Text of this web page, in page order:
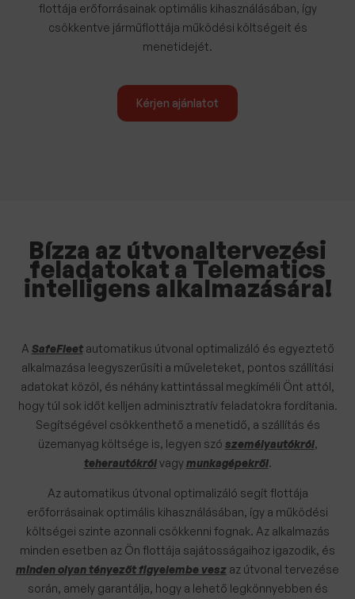
flottája erőforrásainak optimális kihasználásában, így
csökkentve járműflottája működési költségeit és
menetidejét.
Kérjen ajánlatot
Bízza az útvonaltervezési
feladatokat a Telematics
intelligens alkalmazására!
A SafeFleetautomatikus útvonal optimalizáló és egyeztető
alkalmazása leegyszerűsíti a műveleteket, pontos szállítási
adatokat közöl, és néhány kattintással megkíméli Önt attól,
hogy túl sok időt kelljen adminisztratív feladatokra fordítania.
Segítségével csökkenthető a menetidő, a szállítás és
üzemanyag költsége is, legyen szó személyautókról,
teherautókrólvagymunkagépekről.
Az automatikus útvonal optimalizáló segít flottája
erőforrásainak optimális kihasználásában, így a működési
költségei szinte azonnali csökkenni fognak. Az alkalmazás
minden esetben az Ön flottája sajátosságaihoz igazodik, és
minden olyan tényezőt figyelembe vesz az útvonal tervezése
során, amely garantálja, hogy a lehető legkönnyebben és